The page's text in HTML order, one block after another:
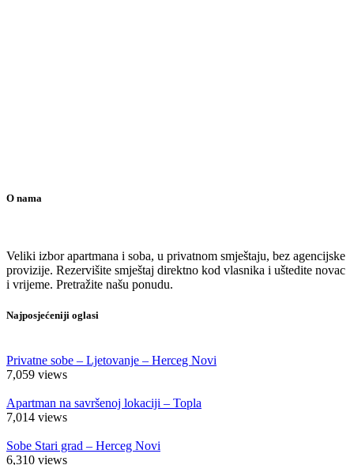
O nama
Veliki izbor apartmana i soba, u privatnom smještaju, bez agencijske
provizije. Rezervišite smještaj direktno kod vlasnika i uštedite novac
i vrijeme. Pretražite našu ponudu.
Najposjećeniji oglasi
Privatne sobe – Ljetovanje – Herceg Novi
7,059 views
Apartman na savršenoj lokaciji – Topla
7,014 views
Sobe Stari grad – Herceg Novi
6,310 views